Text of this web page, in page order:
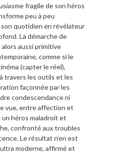
fragile de son héros
peu à peu
quotidien en révélateur
La démarche de
aussi primitive
comme si le
(capter le réel),
travers les outils et les
façonnée par les
condescendance ni
vue, entre affection et
héros maladroit et
confronté aux troubles
Le résultat n’en est
moderne, affirmé et